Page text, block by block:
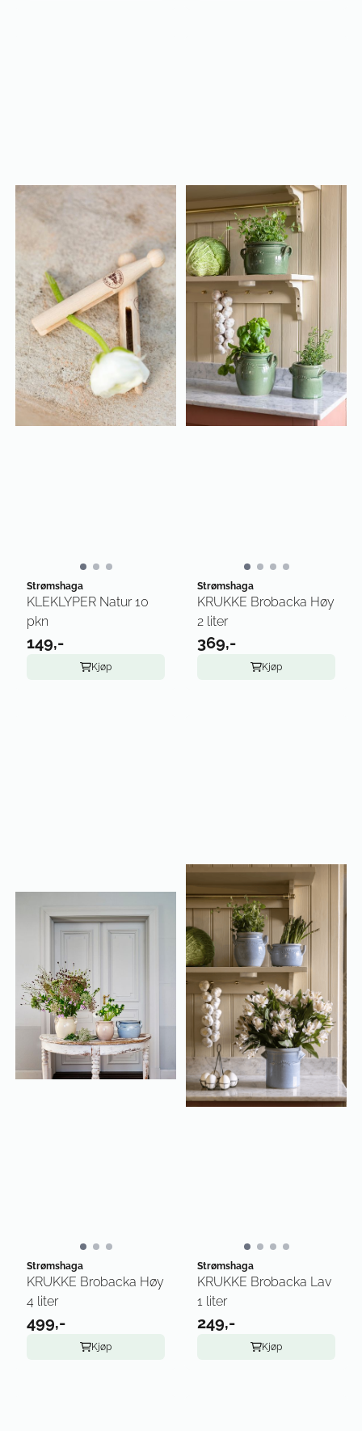
Strømshaga
KLEKLYPER Natur 10
pkn
149,-
Kjøp
Strømshaga
KRUKKE Brobacka Høy
2 liter
369,-
Kjøp
Strømshaga
KRUKKE Brobacka Høy
4 liter
499,-
Kjøp
Strømshaga
KRUKKE Brobacka Lav
1 liter
249,-
Kjøp